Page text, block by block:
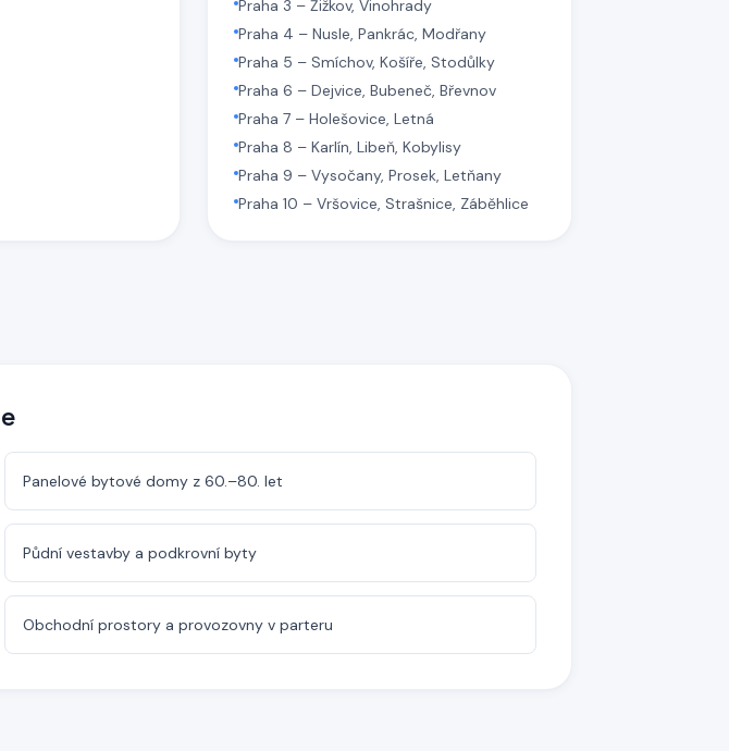
Praha 3 – Žižkov, Vinohrady
Praha 4 – Nusle, Pankrác, Modřany
Praha 5 – Smíchov, Košíře, Stodůlky
Praha 6 – Dejvice, Bubeneč, Břevnov
Praha 7 – Holešovice, Letná
Praha 8 – Karlín, Libeň, Kobylisy
Praha 9 – Vysočany, Prosek, Letňany
Praha 10 – Vršovice, Strašnice, Záběhlice
Panelové bytové domy z 60.–80. let
Půdní vestavby a podkrovní byty
Obchodní prostory a provozovny v parteru